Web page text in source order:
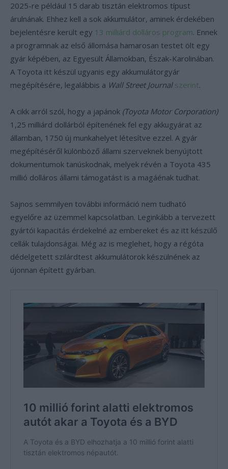
2025-re például 15 darab tisztán elektromos típust
árulnának. Ehhez kell a sok akkumulátor, aminek érdekében
bejelentésre került egy 13 milliárd dolláros program. Ennek
a programnak az első állomása hamarosan testet ölt egy
gyár képében, az Egyesült Államokban, Észak-Karolinában.
A Toyota itt készül ugyanis egy akkumulátorgyár
megépítésére, legalábbis a Wall Street Journal szerint.
A cikk arról szól, hogy a japánok (Toyota Motor Corporation)
1,25 milliárd dollárból építenének fel egy akkugyárat az
államban, 1750 új munkahelyet létesítve ezzel. A gyár
megépítéséről különböző állami szerveknek benyújtott
dokumentumok tanúskodnak, melyek révén a Toyota 435
millió dolláros állami támogatást is a magáénak tudhat.
Sajnos semmilyen további információ nem tudható
egyelőre az üzemmel kapcsolatban. Leginkább a tervezett
gyártói kapacitás érdekelné az embereket és az itt készülő
cellák tulajdonságai. Még az is meglehet, hogy a régóta
dédelgetett szilárdtest akkumulátorok készülnének az
újonnan épített gyárban.